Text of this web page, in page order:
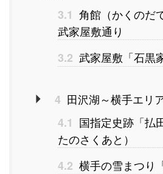
3.1 角館（かくのだ
武家屋敷通り
3.2 武家屋敷「石黒
4 田沢湖～横手エリ
4.1 国指定史跡「払
たのさくあと）
4.2 横手の雪まつり